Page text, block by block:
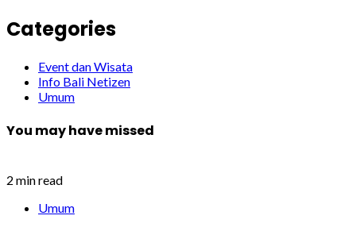
Categories
Event dan Wisata
Info Bali Netizen
Umum
You may have missed
2 min read
Umum